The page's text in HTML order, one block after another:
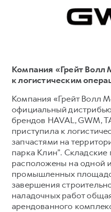
Кредитный калькулятор
Страхование
Кредит
КОРПОРАТИВНЫМ
Для малого бизнеса
Корпоративным
Крупным
Система управления
СЕРВИСНОЕ
Электронный ПТС
ПОДДЕРЖКА
GWM Безопасность
Гарантия HAVAL
Мобильное
Программа «HAVAL
Руководства по
Подписки
Компания «Грейт Волл
к логистическим
Компания «Грейт Волл
официальный
брендов HAVAL, GWM,
приступила к
запчастями на
парка Клин”.
расположены на одной
промышленных
завершения
наладочных работ
арендованного